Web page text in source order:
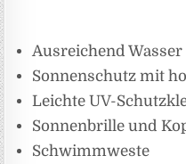
Ausreichend
Sonnenschutz mit
Leichte UV-
Sonnenbrille und
Schwimmweste